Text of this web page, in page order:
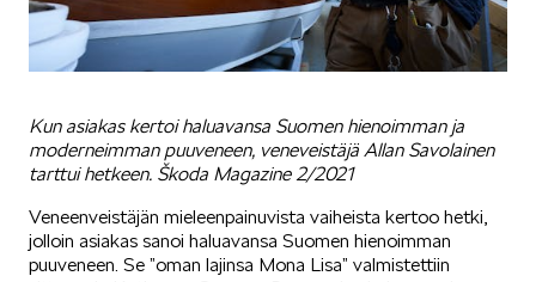
Kun asiakas kertoi haluavansa Suomen hienoimman ja
moderneimman puuveneen, veneveistäjä Allan Savolainen
tarttui hetkeen. Škoda Magazine 2/2021
Veneenveistäjän mieleenpainuvista vaiheista kertoo hetki,
jolloin asiakas sanoi haluavansa Suomen hienoimman
puuveneen. Se ”oman lajinsa Mona Lisa” valmistettiin